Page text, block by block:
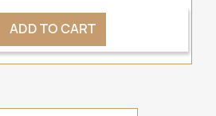
ADD TO CART